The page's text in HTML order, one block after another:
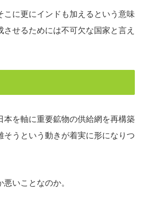
こに更にインドも加えるという意味
させるためには不可欠な国家と言え
本を軸に重要鉱物の供給網を再構築
そうという動きが着実に形になりつ
いことなのか。